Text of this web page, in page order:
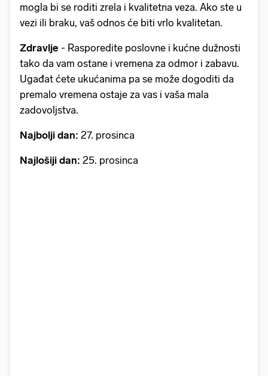
mogla bi se roditi zrela i kvalitetna veza. Ako ste u
vezi ili braku, vaš odnos će biti vrlo kvalitetan.
Zdravlje - Rasporedite poslovne i kućne dužnosti
tako da vam ostane i vremena za odmor i zabavu.
Ugađat ćete ukućanima pa se može dogoditi da
premalo vremena ostaje za vas i vaša mala
zadovoljstva.
Najbolji dan: 27. prosinca
Najlošiji dan: 25. prosinca